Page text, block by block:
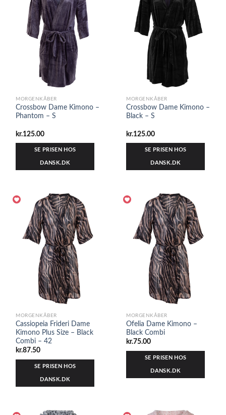
MORGENKÅBER
Crossbow Dame Kimono –
Phantom – S
kr.125.00
SE PRISEN HOS
DANSK.DK
MORGENKÅBER
Crossbow Dame Kimono –
Black – S
kr.125.00
SE PRISEN HOS
DANSK.DK
MORGENKÅBER
Cassiopeia Frideri Dame
Kimono Plus Size – Black
Combi – 42
kr.87.50
SE PRISEN HOS
DANSK.DK
MORGENKÅBER
Ofelia Dame Kimono –
Black Combi
kr.75.00
SE PRISEN HOS
DANSK.DK